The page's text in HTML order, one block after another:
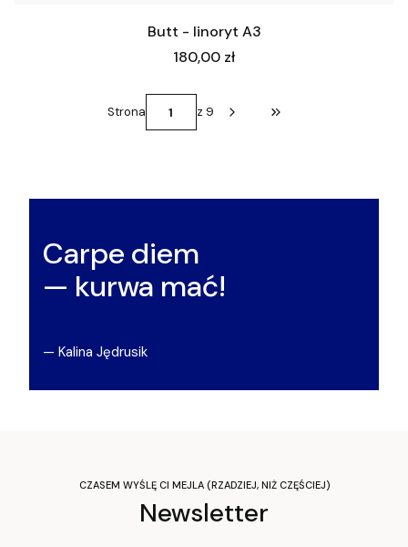
Butt - linoryt A3
Cena
180,00 zł
Strona z 9 Przejdź do ostatniej
Carpe diem
— kurwa mać!
— Kalina Jędrusik
CZASEM WYŚLĘ CI MEJLA (RZADZIEJ, NIŻ CZĘŚCIEJ)
Newsletter